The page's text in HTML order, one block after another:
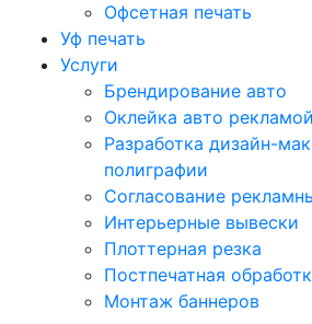
Офсетная печать
Уф печать
Услуги
Брендирование авто
Оклейка авто рекламой
Разработка дизайн-
полиграфии
Согласование
Интерьерные вывески
Плоттерная резка
Постпечатная
Монтаж баннеров